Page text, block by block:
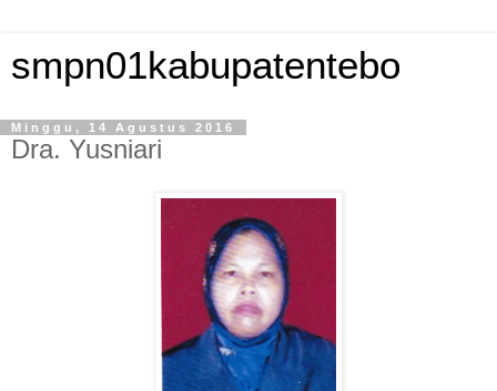
smpn01kabupatentebo
Minggu, 14 Agustus 2016
Dra. Yusniari